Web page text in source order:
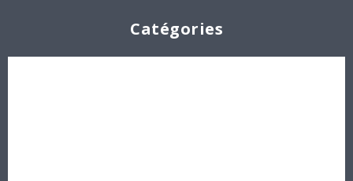
Catégories